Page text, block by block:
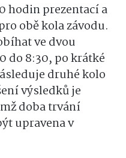
hodin prezentací a
obě kola závodu.
ve dvou
do 8:30, po krátké
druhé kolo
výsledků je
doba trvání
upravena v